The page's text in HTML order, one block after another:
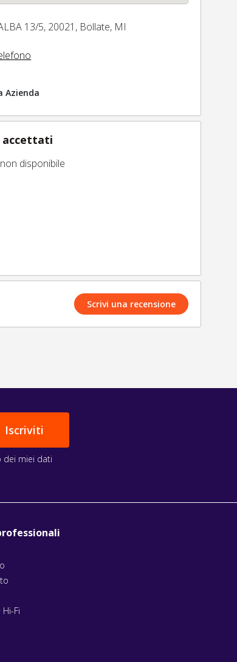
13/5, 20021, Bollate, MI
Azienda
accettati
disponibile
Scrivi una recensione
miei dati
Fi